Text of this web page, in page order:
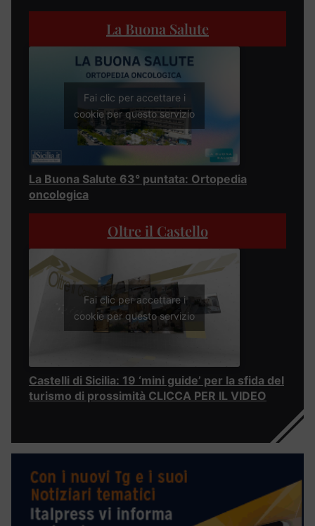
La Buona Salute
Fai clic per accettare i
cookie per questo servizio
La Buona Salute 63° puntata: Ortopedia
oncologica
Oltre il Castello
Fai clic per accettare i
cookie per questo servizio
Castelli di Sicilia: 19 ‘mini guide’ per la sfida del
turismo di prossimità CLICCA PER IL VIDEO